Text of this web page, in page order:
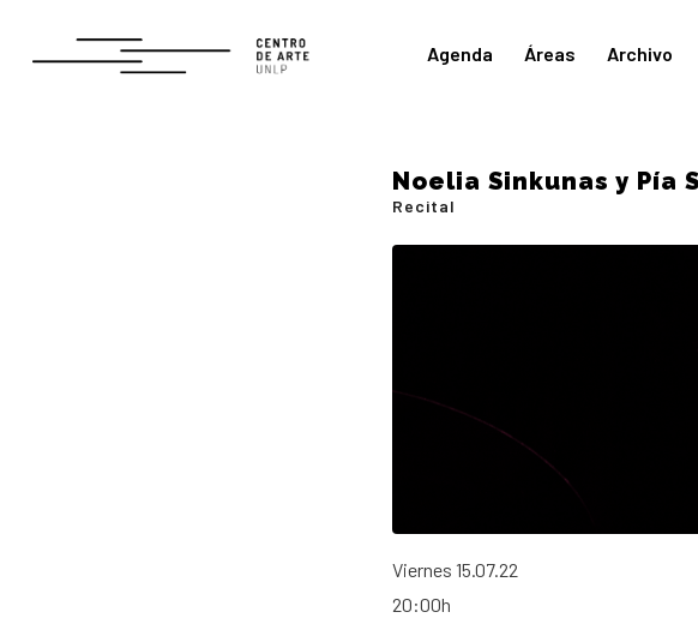
Agenda Áreas Archivo
Noelia Sinkunas y Pía
Recital
Viernes 15.07.22
20:00h